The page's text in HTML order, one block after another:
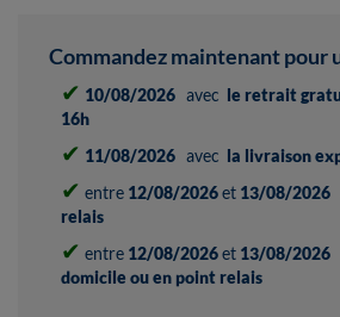
Commandez maintenant pour
✔ 10/08/2026 avec le retrait
16h
✔ 11/08/2026 avec la livraison
✔ entre 12/08/2026et 13/08/2026
relais
✔ entre 12/08/2026et 13/08/2026
domicile ou en point relais